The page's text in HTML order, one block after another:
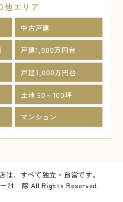
他エリア
中古戸建
戸建1,000万円台
戸建3,000万円台
土地 50～100坪
マンション
は、すべて独立・自営です。
21 際 All Rights Reserved.